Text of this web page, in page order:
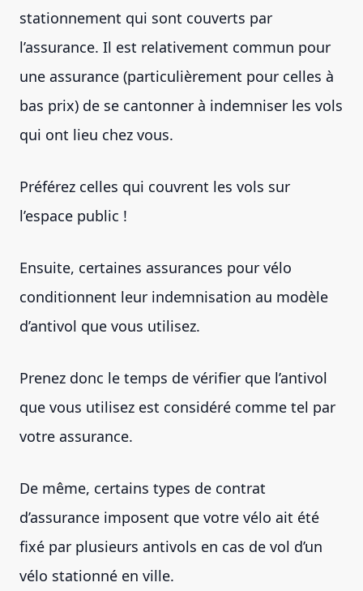
stationnement qui sont couverts par
l’assurance. Il est relativement commun pour
une assurance (particulièrement pour celles à
bas prix) de se cantonner à indemniser les vols
qui ont lieu chez vous.
Préférez celles qui couvrent les vols sur
l’espace public !
Ensuite, certaines assurances pour vélo
conditionnent leur indemnisation au modèle
d’antivol que vous utilisez.
Prenez donc le temps de vérifier que l’antivol
que vous utilisez est considéré comme tel par
votre assurance.
De même, certains types de contrat
d’assurance imposent que votre vélo ait été
fixé par plusieurs antivols en cas de vol d’un
vélo stationné en ville.